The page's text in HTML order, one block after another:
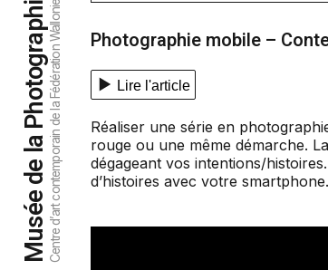
Musée de la PhotographieCentre d’art contemporain de la Fédération Wallonie - Bruxelles Photographie mobile –
Lire l'article
Réaliser une série en
rouge ou une même démarche.
dégageant vos intentions/
d’histoires avec votre smartphone.